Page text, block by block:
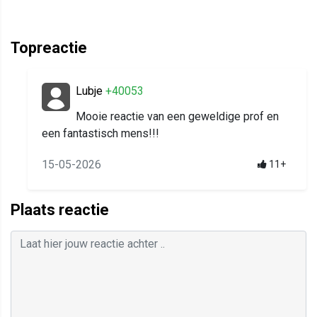
Topreactie
Lubje +40053
Mooie reactie van een geweldige prof en
een fantastisch mens!!!
15-05-2026 11+
Plaats reactie